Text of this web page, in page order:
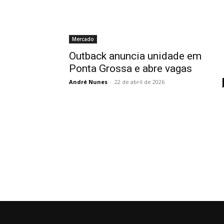
Mercado
Outback anuncia unidade em
Ponta Grossa e abre vagas
André Nunes - 22 de abril de 2026